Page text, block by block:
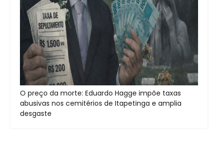
O preço da morte: Eduardo Hagge impõe taxas
abusivas nos cemitérios de Itapetinga e amplia
desgaste